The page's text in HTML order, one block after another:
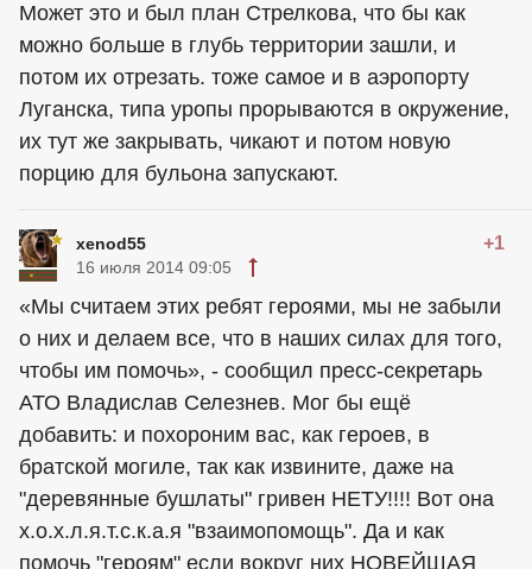
Может это и был план Стрелкова, что бы как
можно больше в глубь территории зашли, и
потом их отрезать. тоже самое и в аэропорту
Луганска, типа уропы прорываются в окружение,
их тут же закрывать, чикают и потом новую
порцию для бульона запускают.
xenod55 +1
16 июля 2014 09:05
«Мы считаем этих ребят героями, мы не забыли
о них и делаем все, что в наших силах для того,
чтобы им помочь», - сообщил пресс-секретарь
АТО Владислав Селезнев. Мог бы ещё
добавить: и похороним вас, как героев, в
братской могиле, так как извините, даже на
"деревянные бушлаты" гривен НЕТУ!!!! Вот она
х.о.х.л.я.т.с.к.а.я "взаимопомощь". Да и как
помочь "героям" если вокруг них НОВЕЙШАЯ